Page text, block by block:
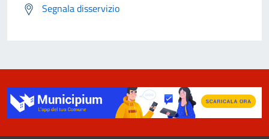
Segnala disservizio